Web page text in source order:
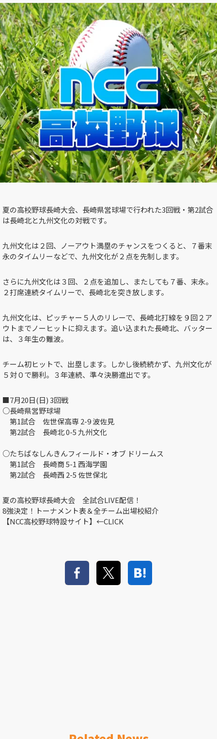
夏の高校野球長崎大会、長崎県営球場で行われた3回戦・第2試合
は長崎北と九州文化の対戦です。
九州文化は２回、ノーアウト満塁のチャンスをつくると、７番末
永のタイムリーなどで、九州文化が２点を先制します。
さらに九州文化は３回、２点を追加し、またしても７番、末永。
２打席連続タイムリーで、長崎北を突き放します。
九州文化は、ピッチャー５人のリレーで、長崎北打線を９回２ア
ウトまでノーヒットに抑えます。追い込まれた長崎北、バッター
は、３年生の難波。
チーム初ヒットで、出塁します。しかし後続続かず、九州文化が
５対０で勝利。３年連続、準々決勝進出です。
■7月20日(日) 3回戦
○長崎県営野球場
第1試合 佐世保高専2-9波佐見
第2試合 長崎北0-5 九州文化
○たちばなしんきんフィールド・オブ ドリームス
第1試合 長崎商5-1 西海学園
第2試合 長崎西 2-5佐世保北
夏の高校野球長崎大会 全試合LIVE配信！
8強決定！トーナメント表＆全チーム出場校紹介
【NCC高校野球特設サイト】←CLICK